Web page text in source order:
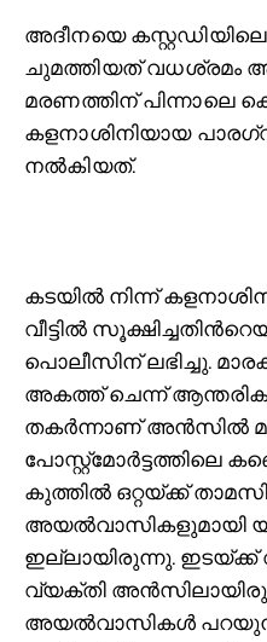
അദീനയെ
ചുമത്തിയത് വധശ്രമം
മരണത്തിന് പിന്നാലെ
കളനാശിനിയായ
നൽകിയത്.
കടയിൽ നിന്ന്
വീട്ടിൽ
പൊലീസിന് ലഭിച്ചു.
അകത്ത് ചെന്ന്
തകർന്നാണ് അൻസിൽ
പോസ്റ്റ്മോർട്ടത്തിലെ
കുത്തിൽ ഒറ്റയ്ക്ക്
അയൽവാസികളുമായി
ഇല്ലായിരുന്നു. ഇടയ്ക്ക്
വ്യക്തി
അയൽവാസികൾ